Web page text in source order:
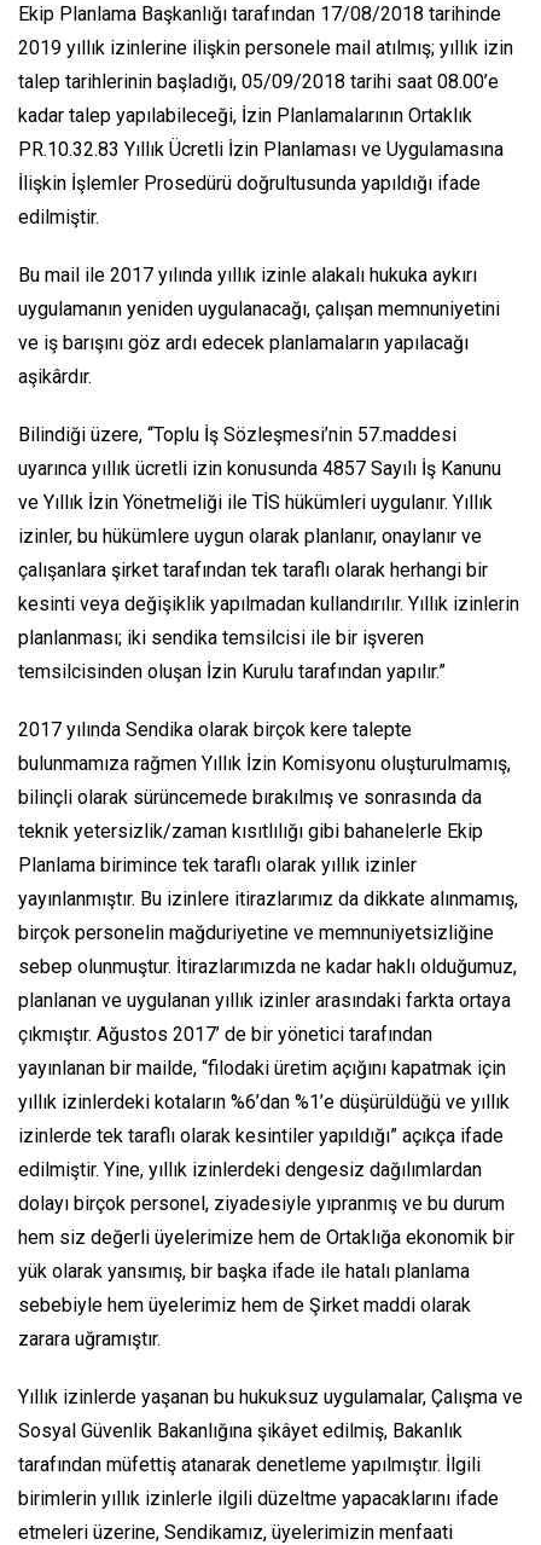
Ekip Planlama Başkanlığı tarafından 17/08/2018 tarihinde
2019 yıllık izinlerine ilişkin personele mail atılmış; yıllık izin
talep tarihlerinin başladığı, 05/09/2018 tarihi saat 08.00’e
kadar talep yapılabileceği, İzin Planlamalarının Ortaklık
PR.10.32.83 Yıllık Ücretli İzin Planlaması ve Uygulamasına
İlişkin İşlemler Prosedürü doğrultusunda yapıldığı ifade
edilmiştir.
Bu mail ile 2017 yılında yıllık izinle alakalı hukuka aykırı
uygulamanın yeniden uygulanacağı, çalışan memnuniyetini
ve iş barışını göz ardı edecek planlamaların yapılacağı
aşikârdır.
Bilindiği üzere, “Toplu İş Sözleşmesi’nin 57.maddesi
uyarınca yıllık ücretli izin konusunda 4857 Sayılı İş Kanunu
ve Yıllık İzin Yönetmeliği ile TİS hükümleri uygulanır. Yıllık
izinler, bu hükümlere uygun olarak planlanır, onaylanır ve
çalışanlara şirket tarafından tek taraflı olarak herhangi bir
kesinti veya değişiklik yapılmadan kullandırılır. Yıllık izinlerin
planlanması; iki sendika temsilcisi ile bir işveren
temsilcisinden oluşan İzin Kurulu tarafından yapılır.”
2017 yılında Sendika olarak birçok kere talepte
bulunmamıza rağmen Yıllık İzin Komisyonu oluşturulmamış,
bilinçli olarak sürüncemede bırakılmış ve sonrasında da
teknik yetersizlik/zaman kısıtlılığı gibi bahanelerle Ekip
Planlama birimince tek taraflı olarak yıllık izinler
yayınlanmıştır. Bu izinlere itirazlarımız da dikkate alınmamış,
birçok personelin mağduriyetine ve memnuniyetsizliğine
sebep olunmuştur. İtirazlarımızda ne kadar haklı olduğumuz,
planlanan ve uygulanan yıllık izinler arasındaki farkta ortaya
çıkmıştır. Ağustos 2017’ de bir yönetici tarafından
yayınlanan bir mailde, “filodaki üretim açığını kapatmak için
yıllık izinlerdeki kotaların %6’dan %1’e düşürüldüğü ve yıllık
izinlerde tek taraflı olarak kesintiler yapıldığı” açıkça ifade
edilmiştir. Yine, yıllık izinlerdeki dengesiz dağılımlardan
dolayı birçok personel, ziyadesiyle yıpranmış ve bu durum
hem siz değerli üyelerimize hem de Ortaklığa ekonomik bir
yük olarak yansımış, bir başka ifade ile hatalı planlama
sebebiyle hem üyelerimiz hem de Şirket maddi olarak
zarara uğramıştır.
Yıllık izinlerde yaşanan bu hukuksuz uygulamalar, Çalışma ve
Sosyal Güvenlik Bakanlığına şikâyet edilmiş, Bakanlık
tarafından müfettiş atanarak denetleme yapılmıştır. İlgili
birimlerin yıllık izinlerle ilgili düzeltme yapacaklarını ifade
etmeleri üzerine, Sendikamız, üyelerimizin menfaati